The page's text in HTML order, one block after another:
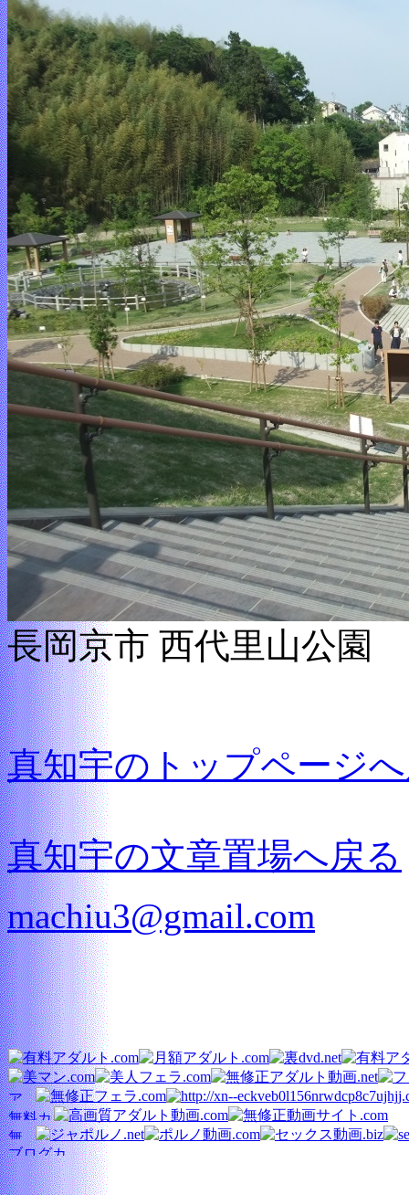
長岡京市 西代里山公園
真知宇のトップページ
真知宇の文章置場へ戻る
machiu3@gmail.com